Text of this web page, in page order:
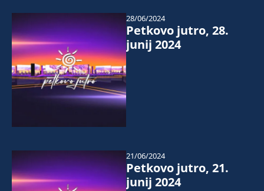
Petkovo jutro, 28.
junij 2024
28/06/2024
Petkovo jutro, 21.
junij 2024
21/06/2024